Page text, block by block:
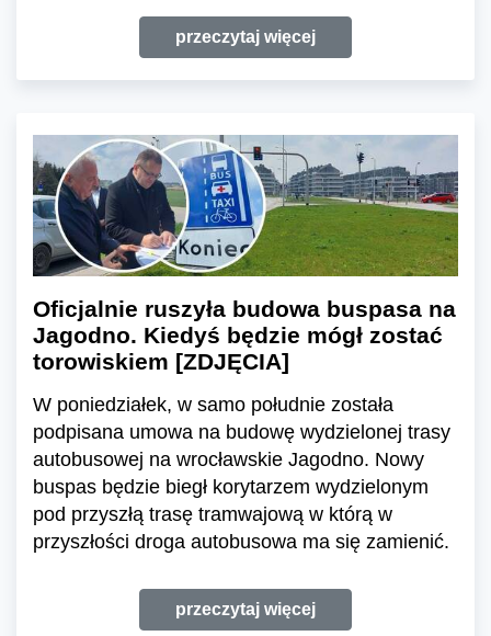
przeczytaj więcej
Oficjalnie ruszyła budowa buspasa na
Jagodno. Kiedyś będzie mógł zostać
torowiskiem [ZDJĘCIA]
W poniedziałek, w samo południe została
podpisana umowa na budowę wydzielonej trasy
autobusowej na wrocławskie Jagodno. Nowy
buspas będzie biegł korytarzem wydzielonym
pod przyszłą trasę tramwajową w którą w
przyszłości droga autobusowa ma się zamienić.
przeczytaj więcej